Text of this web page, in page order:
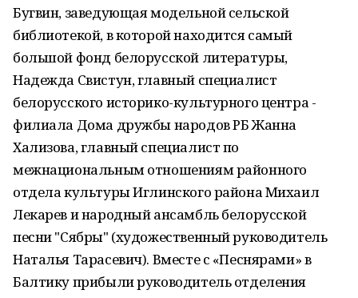
Бугвин, заведующая модельной сельской
библиотекой, в которой находится самый
большой фонд белорусской литературы,
Надежда Свистун, главный специалист
белорусского историко-культурного центра -
филиала Дома дружбы народов РБ Жанна
Хализова, главный специалист по
межнациональным отношениям районного
отдела культуры Иглинского района Михаил
Лекарев и народный ансамбль белорусской
песни "Сябры" (художественный руководитель
Наталья Тарасевич). Вместе с «Песнярами» в
Балтику прибыли руководитель отделения